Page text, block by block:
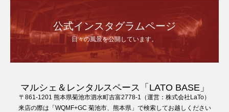
公式インスタグラムページ
日々の風景を公開しています。
マルシェ＆レンタルスペース「LATO BASE」
〒861-1201 熊本県菊池市泗水町吉富2778-1（運営：株式会社LaTo）
来店の際は「WQMF+GC 菊池市、熊本県」で検索してお越しください